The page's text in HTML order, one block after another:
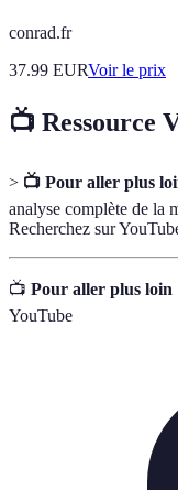
conrad.fr
37.99 EURVoir le prix
📺 Ressource
> 📺 Pour aller plus
analyse complète de la
Recherchez sur
📺 Pour aller plus loin
YouTube